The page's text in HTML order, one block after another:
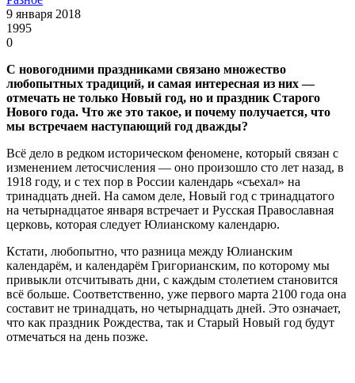
9 января 2018
1995
0
С новогодними праздниками связано множество
любопытных традиций, и самая интересная из них —
отмечать не только Новый год, но и праздник Старого
Нового года. Что же это такое, и почему получается, что
мы встречаем наступающий год дважды?
Всё дело в редком историческом феномене, который связан с
изменением летосчисления — оно произошло сто лет назад, в
1918 году, и с тех пор в России календарь «съехал» на
тринадцать дней. На самом деле, Новый год с тринадцатого
на четырнадцатое января встречает и Русская Православная
церковь, которая следует Юлианскому календарю.
Кстати, любопытно, что разница между Юлианским
календарём, и календарём Григорианским, по которому мы
привыкли отсчитывать дни, с каждым столетием становится
всё больше. Соответственно, уже первого марта 2100 года она
составит не тринадцать, но четырнадцать дней. Это означает,
что как праздник Рождества, так и Старый Новый год будут
отмечаться на день позже.